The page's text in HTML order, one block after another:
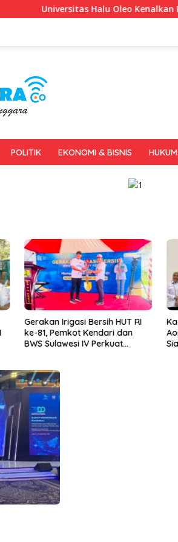
Halu Oleo Kenalkan
POLITIK EKONOMI & BISNIS
Bersih HUT RI
Kendari dan
IV Perkuat
Kadin Sultra
Aopa, Fokus
Siap Kerja dan